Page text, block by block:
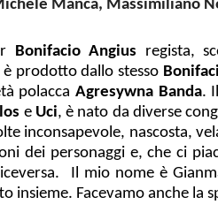
Manca, Massimiliano
Bonifacio Angius regista,
è prodotto dallo stesso
polacca Agresywna Banda.
e Uci, è nato da diverse
inconsapevole, nascosta,
dei personaggi e, che ci
Il mio nome è
Facevamo anche la